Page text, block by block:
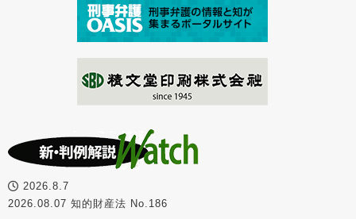
2026.8.7
2026.08.07 知的財産法 No.186